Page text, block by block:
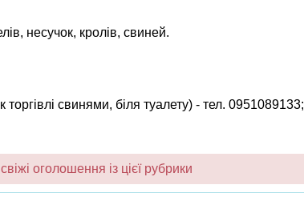
несучок, кролів, свиней.
свинями, біля туалету) - тел. 0951089133;
оголошення із цієї рубрики